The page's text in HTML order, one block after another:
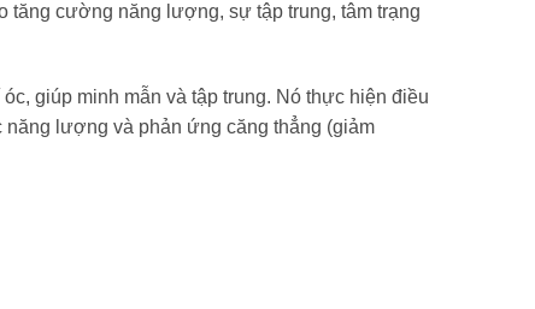
tăng cường năng lượng, sự tập trung, tâm trạng
giúp minh mẫn và tập trung. Nó thực hiện điều
năng lượng và phản ứng căng thẳng (giảm